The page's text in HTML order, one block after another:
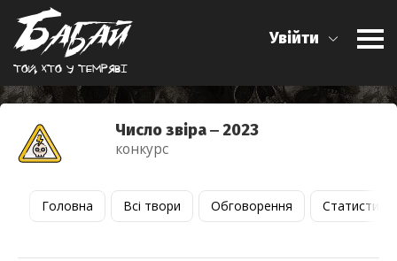
Той, хто у темрявi
Увійти
Число звіра ‒ 2023
конкурс
Головна Всі твори Обговорення Статистика